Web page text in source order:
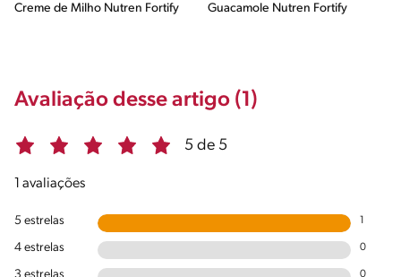
Creme de Milho Nutren Fortify Guacamole Nutren Fortify
Avaliação desse artigo (1)
5 de 5
1 avaliações
5 estrelas 1
4 estrelas 0
0